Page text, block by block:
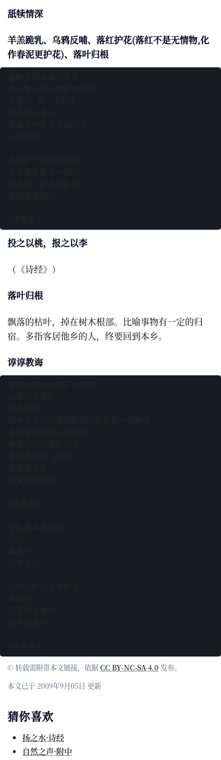
舐犊情深
羊羔跪乳、乌鸦反哺、落红护花(落红不是无情物,化
作春泥更护花)、落叶归根
投之以桃，报之以李
（《诗经》）
落叶归根
飘落的枯叶，掉在树木根部。比喻事物有一定的归
宿。多指客居他乡的人，终要回到本乡。
谆谆教诲
© 转载需附带本文链接，依据CC BY-NC-SA 4.0 发布。
本文已于 2009年9月05日 更新
猜你喜欢
扬之水·诗经
自然之声·附中